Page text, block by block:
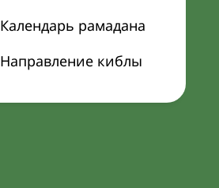
Календарь рамадана
Направление киблы